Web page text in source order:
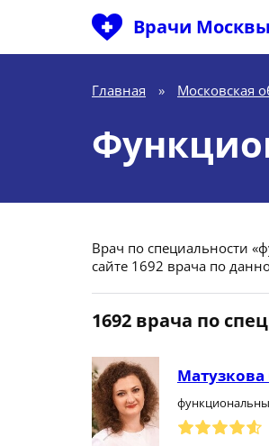
Врачи Москвы
Главная » Московская
Врач по специальности
сайте 1692 врача по
1692 врача по
Матузкова